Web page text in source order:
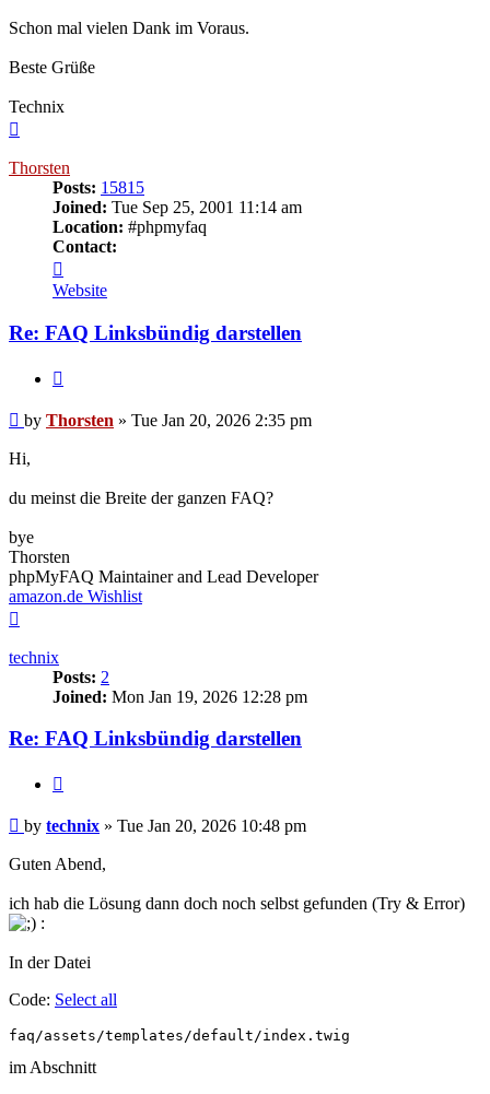
Schon mal vielen Dank im Voraus.
Beste Grüße
Technix
Thorsten
Posts: 15815
Joined: Tue Sep 25, 2001 11:14 am
Location: #phpmyfaq
Contact:
Thorsten
Website
Re: FAQ Linksbündig darstellen
Post
by Thorsten » Tue Jan 20, 2026 2:35 pm
Hi,
du meinst die Breite der ganzen FAQ?
bye
Thorsten
phpMyFAQ Maintainer and Lead Developer
amazon.de Wishlist
technix
Posts: 2
Joined: Mon Jan 19, 2026 12:28 pm
Re: FAQ Linksbündig darstellen
Post
by technix » Tue Jan 20, 2026 10:48 pm
Guten Abend,
ich hab die Lösung dann doch noch selbst gefunden (Try & Error)
:
In der Datei
Code: Select all
faq/assets/templates/default/index.twig
im Abschnitt